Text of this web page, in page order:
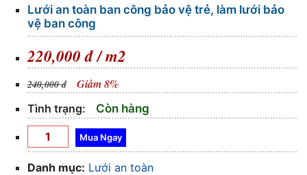
Lưới an toàn ban công bảo vệ trẻ, làm lưới bảo
vệ ban công
220,000 đ / m2
240,000 đ Giảm 8%
Tình trạng: Còn hàng
Danh mục: Lưới an toàn